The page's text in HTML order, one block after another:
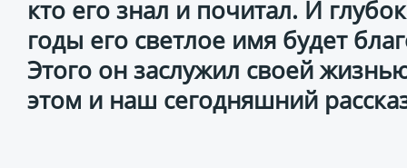
кто его знал и почитал. И
годы его светлое имя будет
Этого он заслужил своей
этом и наш сегодняшний